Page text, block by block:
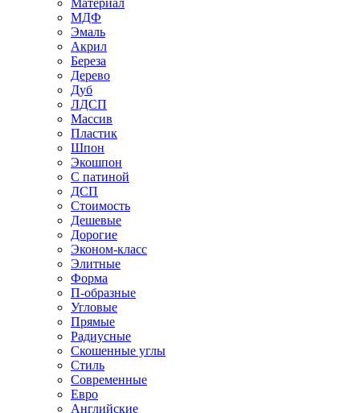
Материал
МДФ
Эмаль
Акрил
Береза
Дерево
Дуб
ЛДСП
Массив
Пластик
Шпон
Экошпон
С патиной
ДСП
Стоимость
Дешевые
Дорогие
Эконом-класс
Элитные
Форма
П-образные
Угловые
Прямые
Радиусные
Скошенные углы
Стиль
Современные
Евро
Английские